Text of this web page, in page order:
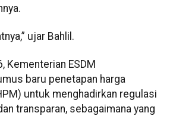
ujar Bahlil.
Kementerian ESDM
baru penetapan harga
untuk menghadirkan regulasi
transparan, sebagaimana yang